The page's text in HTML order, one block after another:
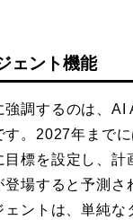
ェント機能
強調するのは、AI
す。2027年まで
目標を設定し、計
場すると予測さ
ェントは、単純な